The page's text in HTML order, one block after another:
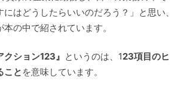
にはどうしたらいいのだろう？」と思い、
の中で紹されています。
クション123』 というのは、123項目のヒ
こと を意味しています。